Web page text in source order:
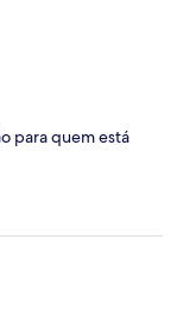
para quem está